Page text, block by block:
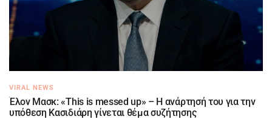
VIRAL NEWS
Έλον Μασκ: «This is messed up» – Η ανάρτησή του για την
υπόθεση Κασιδιάρη γίνεται θέμα συζήτησης